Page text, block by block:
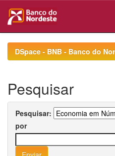
navigationDSpace - BNB - Banco do
Pesquisar
Pesquisar:
por